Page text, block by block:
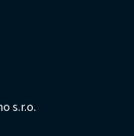
s.r.o.